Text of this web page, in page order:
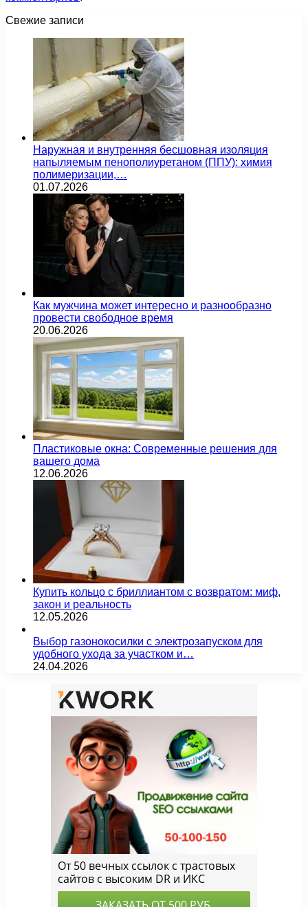
Свежие записи
Наружная и внутренняя бесшовная изоляция
напыляемым пенополиуретаном (ППУ): химия
полимеризации,…
01.07.2026
Как мужчина может интересно и разнообразно
провести свободное время
20.06.2026
Пластиковые окна: Современные решения для
вашего дома
12.06.2026
Купить кольцо с бриллиантом с возвратом: миф,
закон и реальность
12.05.2026
Выбор газонокосилки с электрозапуском для
удобного ухода за участком и…
24.04.2026